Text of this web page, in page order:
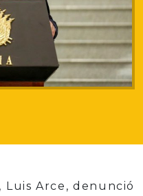
Arce, denunció